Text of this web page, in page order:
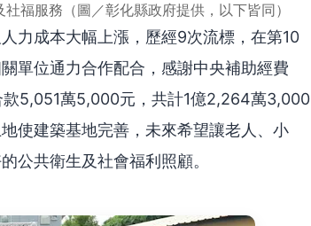
福服務（圖／彰化縣政府提供，以下皆同）
力成本大幅上漲，歷經9次流標，在第10
單位通力合作配合，感謝中央補助經費
5,051萬5,000元，共計1億2,264萬3,000
使建築基地完善，未來希望讓老人、小
公共衛生及社會福利照顧。